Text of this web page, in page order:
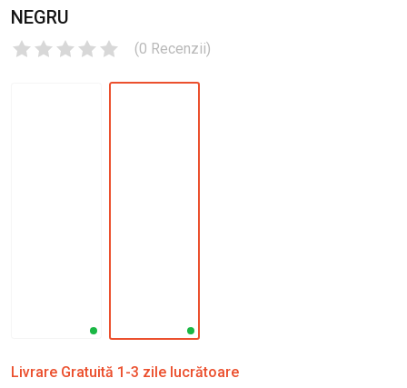
NEGRU
(0 Recenzii)
Livrare Gratuită 1-3 zile lucrătoare